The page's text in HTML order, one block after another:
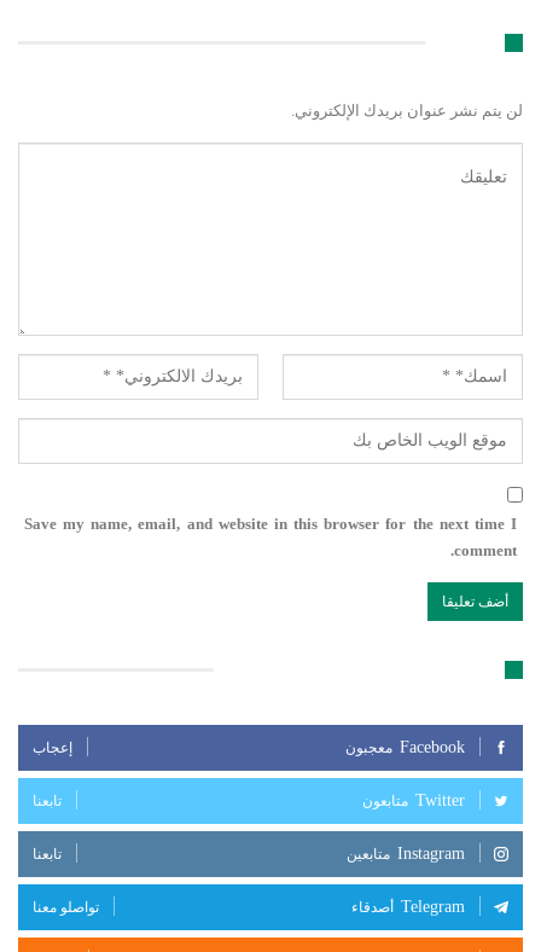
لن يتم نشر عنوان بريدك الإلكتروني.
Save my name, email, and website in this browser for the next time I
comment.
Facebook معجبون إعجاب
Twitter متابعون تابعنا
Instagram متابعين تابعنا
Telegram أصدقاء تواصلو معنا